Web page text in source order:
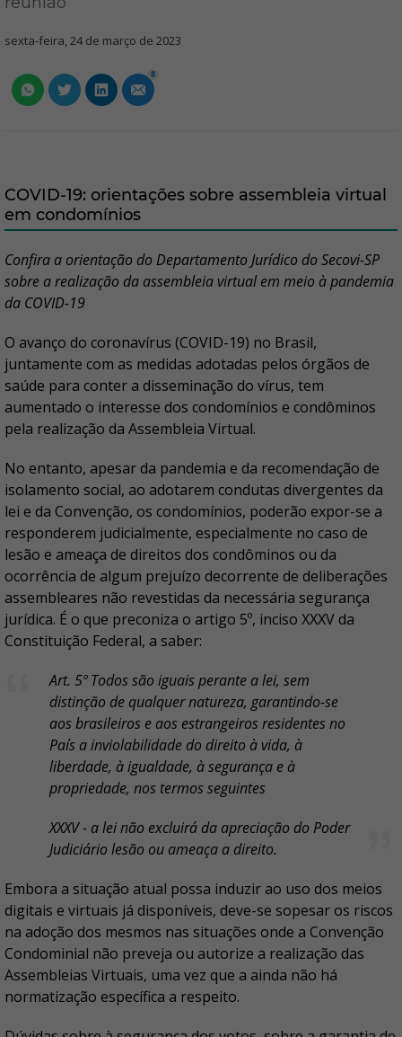
sexta-feira, 24 de março de 2023
8
COVID-19: orientações sobre assembleia virtual
em condomínios
Confira a orientação do Departamento Jurídico do Secovi-SP
sobre a realização da assembleia virtual em meio à pandemia
da COVID-19
O avanço do coronavírus (COVID-19) no Brasil,
juntamente com as medidas adotadas pelos órgãos de
saúde para conter a disseminação do vírus, tem
aumentado o interesse dos condomínios e condôminos
pela realização da Assembleia Virtual.
No entanto, apesar da pandemia e da recomendação de
isolamento social, ao adotarem condutas divergentes da
lei e da Convenção, os condomínios, poderão expor-se a
responderem judicialmente, especialmente no caso de
lesão e ameaça de direitos dos condôminos ou da
ocorrência de algum prejuízo decorrente de deliberações
assembleares não revestidas da necessária segurança
jurídica. É o que preconiza o artigo 5º, inciso XXXV da
Constituição Federal, a saber:
Art. 5º Todos são iguais perante a lei, sem
distinção de qualquer natureza, garantindo-se
aos brasileiros e aos estrangeiros residentes no
País a inviolabilidade do direito à vida, à
liberdade, à igualdade, à segurança e à
propriedade, nos termos seguintes
XXXV - a lei não excluirá da apreciação do Poder
Judiciário lesão ou ameaça a direito.
Embora a situação atual possa induzir ao uso dos meios
digitais e virtuais já disponíveis, deve-se sopesar os riscos
na adoção dos mesmos nas situações onde a Convenção
Condominial não preveja ou autorize a realização das
Assembleias Virtuais, uma vez que a ainda não há
normatização específica a respeito.